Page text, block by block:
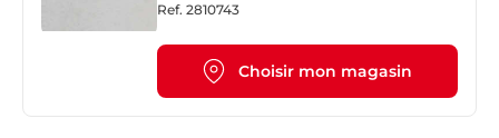
Ref. 2810743
Choisir mon magasin